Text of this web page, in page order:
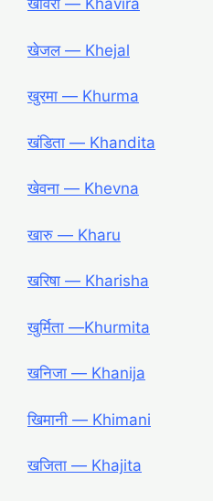
खविरा ― Khavira
खेजल ― Khejal
खुरमा ― Khurma
खंडिता ― Khandita
खेवना ― Khevna
खारु ― Kharu
खरिषा ― Kharisha
खुर्मिता ―Khurmita
खनिजा ― Khanija
खिमानी ― Khimani
खजिता ― Khajita